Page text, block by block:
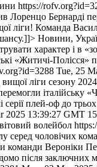
https://
Бернарді
ліги! Команда
Новини,
характер і в
«Житичі-Полісся»
Tue, 25
ліги сезону
італійську
серії плей-оф до
2025 13:39:27 GMT
волейбол
серед чоловічих
команди Вероніки
після заключних